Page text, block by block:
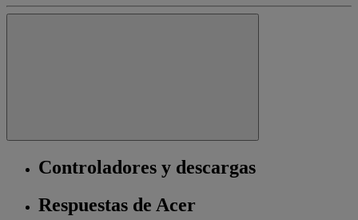
Controladores y descargas
Respuestas de Acer